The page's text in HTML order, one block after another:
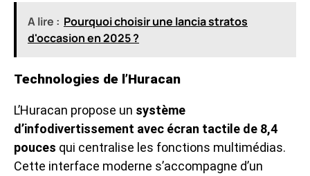
A lire : Pourquoi choisir une lancia stratos
d'occasion en 2025 ?
Technologies de l’Huracan
L’Huracan propose un système
d’infodivertissement avec écran tactile de 8,4
pouces qui centralise les fonctions multimédias.
Cette interface moderne s’accompagne d’un